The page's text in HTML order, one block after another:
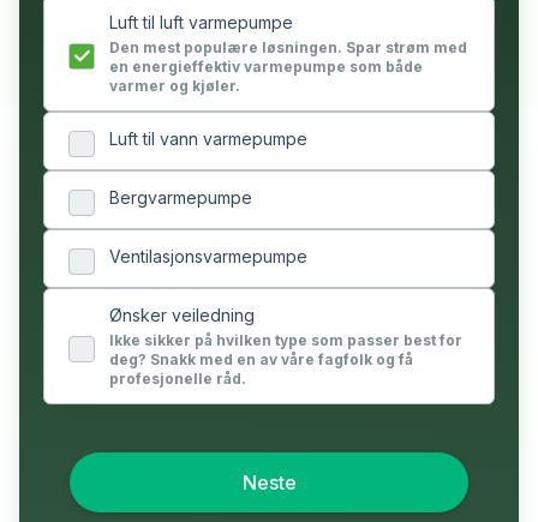
Luft til luft varmepumpe
Den mest populære løsningen. Spar strøm med
en energieffektiv varmepumpe som både
varmer og kjøler.
Luft til vann varmepumpe
Bergvarmepumpe
Ventilasjonsvarmepumpe
Ønsker veiledning
Ikke sikker på hvilken type som passer best for
deg? Snakk med en av våre fagfolk og få
profesjonelle råd.
Neste